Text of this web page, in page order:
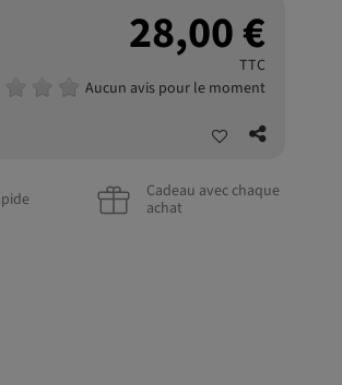
28,00 €
TTC
Aucun avis pour le moment
Cadeau avec chaque
achat